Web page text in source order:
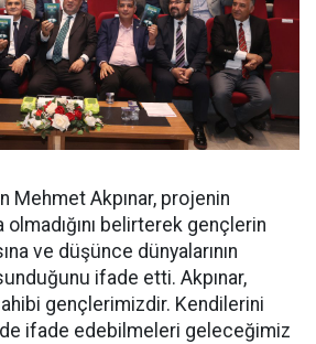
Mehmet Akpınar, projenin
olmadığını belirterek gençlerin
ve düşünce dünyalarının
ifade etti. Akpınar,
gençlerimizdir. Kendilerini
ifade edebilmeleri geleceğimiz